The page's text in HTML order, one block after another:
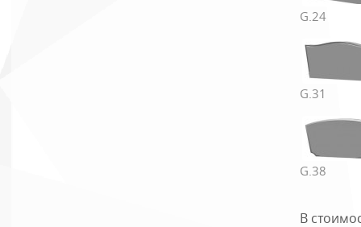
№
3
4
G.24
G.31
G.38
В